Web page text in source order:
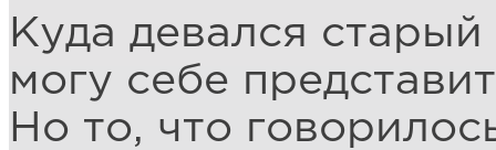
Куда девался старый
могу себе
Но то, что